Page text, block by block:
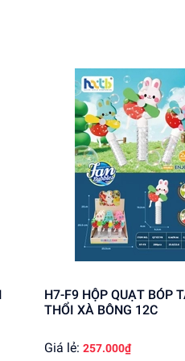
pin sạc YM88160 tại
và đặt hàng!
H7-F9 HỘP QUẠT BÓP TAY THỎ
THỔI XÀ BÔNG 12C
Giá lẻ: 257.000₫